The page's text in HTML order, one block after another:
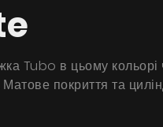
Tubo в цьому
покриття та